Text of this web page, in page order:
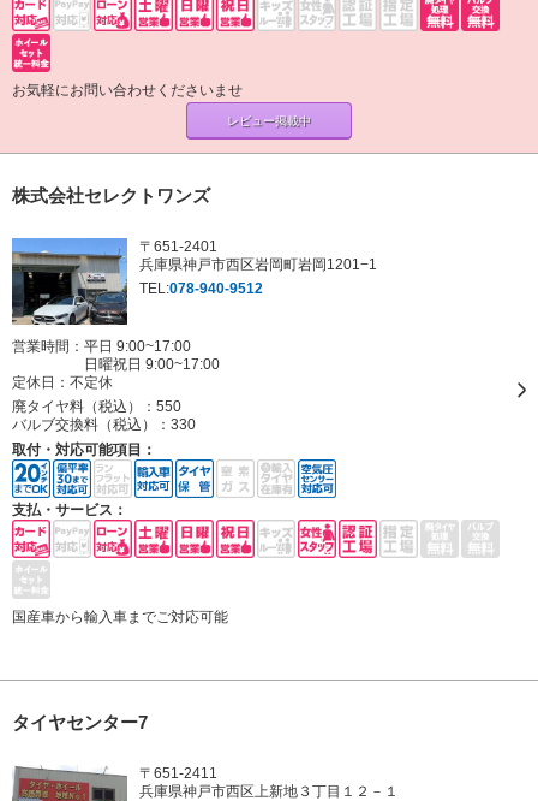
お気軽にお問い合わせくださいませ
レビュー掲載中
株式会社セレクトワンズ
〒651-2401
兵庫県神戸市西区岩岡町岩岡1201−1
TEL:078-940-9512
営業時間：平日 9:00~17:00
日曜祝日 9:00~17:00
定休日： 不定休
廃タイヤ料（税込）： 550
バルブ交換料（税込）： 330
取付・対応可能項目：
支払・サービス：
国産車から輸入車までご対応可能
タイヤセンター7
〒651-2411
兵庫県神戸市西区上新地３丁目１２－１